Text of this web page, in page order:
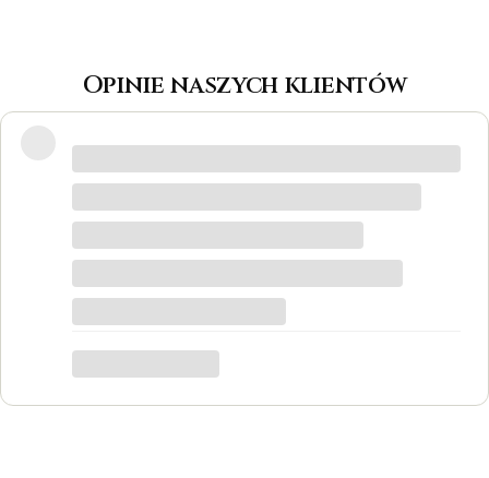
Opinie naszych klientów
odpowiedzi na wszystkie pytania, biżuteria
jest piękna! Ceny bardzo korzystne, na
zrobić w bardzo krótkim czasie. Dziękuję,
był to dla mnie bardzo ważny moment,
trafiłam w idealne miejsce.
Katarzyna Łącka